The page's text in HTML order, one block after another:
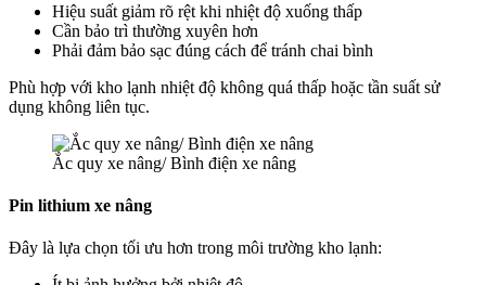
Hiệu suất giảm rõ rệt khi nhiệt độ xuống thấp
Cần bảo trì thường xuyên hơn
Phải đảm bảo sạc đúng cách để tránh chai bình
Phù hợp với kho lạnh nhiệt độ không quá thấp hoặc tần suất sử
dụng không liên tục.
Ắc quy xe nâng/ Bình điện xe nâng
Pin lithium xe nâng
Đây là lựa chọn tối ưu hơn trong môi trường kho lạnh: